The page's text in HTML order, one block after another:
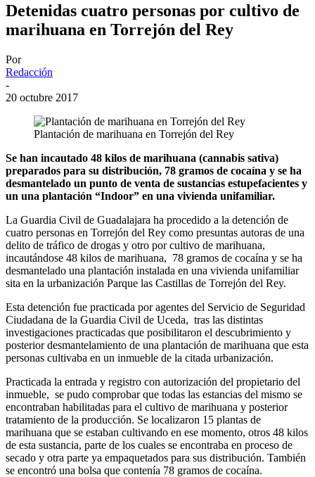
Detenidas cuatro personas por cultivo de
marihuana en Torrejón del Rey
Por
Redacción
-
20 octubre 2017
Plantación de marihuana en Torrejón del Rey
Se han incautado 48 kilos de marihuana (cannabis sativa)
preparados para su distribución, 78 gramos de cocaína y se ha
desmantelado un punto de venta de sustancias estupefacientes y
un una plantación “Indoor” en una vivienda unifamiliar.
La Guardia Civil de Guadalajara ha procedido a la detención de
cuatro personas en Torrejón del Rey como presuntas autoras de una
delito de tráfico de drogas y otro por cultivo de marihuana,
incautándose 48 kilos de marihuana, 78 gramos de cocaína y se ha
desmantelado una plantación instalada en una vivienda unifamiliar
sita en la urbanización Parque las Castillas de Torrejón del Rey.
Esta detención fue practicada por agentes del Servicio de Seguridad
Ciudadana de la Guardia Civil de Uceda, tras las distintas
investigaciones practicadas que posibilitaron el descubrimiento y
posterior desmantelamiento de una plantación de marihuana que esta
personas cultivaba en un inmueble de la citada urbanización.
Practicada la entrada y registro con autorización del propietario del
inmueble, se pudo comprobar que todas las estancias del mismo se
encontraban habilitadas para el cultivo de marihuana y posterior
tratamiento de la producción. Se localizaron 15 plantas de
marihuana que se estaban cultivando en ese momento, otros 48 kilos
de esta sustancia, parte de los cuales se encontraba en proceso de
secado y otra parte ya empaquetados para sus distribución. También
se encontró una bolsa que contenía 78 gramos de cocaína.